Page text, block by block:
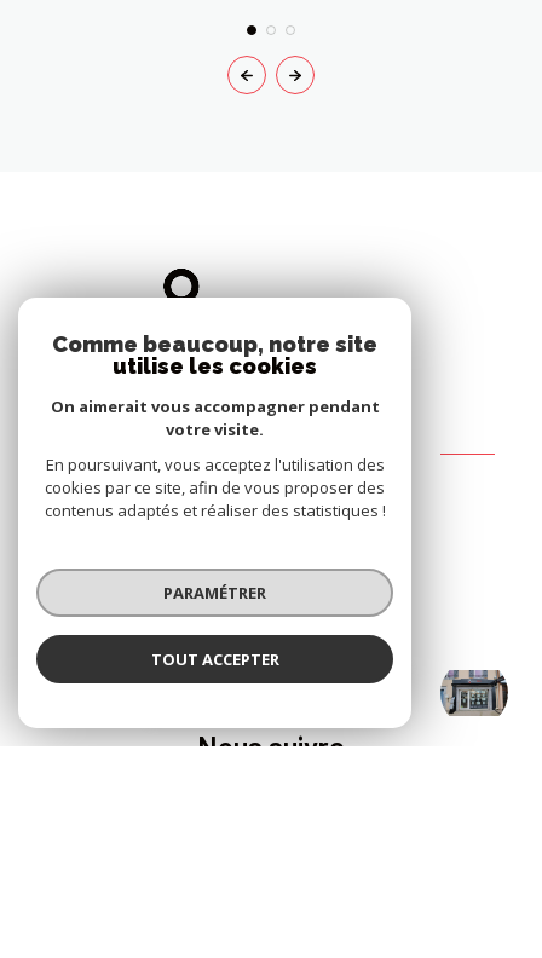
Broca Immobilier Vic-en-Bigorre
Broca Immobilier Vic-en-Bigorre
19 boulevard d'Alsace
65500Vic-en-Bigorre
agence.broca@orange.fr
Nous suivre
Comme beaucoup, notre site
utilise les cookies
On aimerait vous accompagner pendant
votre visite.
En poursuivant, vous acceptez l'utilisation des
cookies par ce site, afin de vous proposer des
contenus adaptés et réaliser des statistiques !
PARAMÉTRER
TOUT ACCEPTER